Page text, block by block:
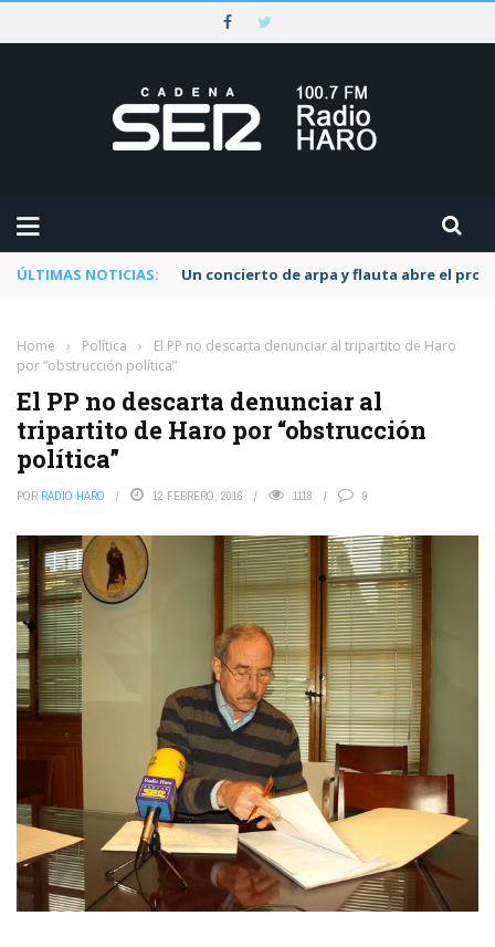
ÚLTIMAS NOTICIAS: Un concierto de arpa y flauta abre el
Home › Política ›
El PP no descarta denunciar al tripartito de Haro
por “obstrucción política”
El PP no descarta denunciar al
tripartito de Haro por “obstrucción
política”
POR RADIO HARO 12 FEBRERO, 2016 1118 9